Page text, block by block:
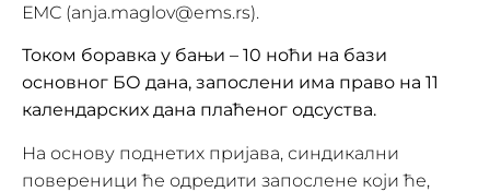
ЕМС (anja.maglov@ems.rs).
Током боравка у бањи – 10 ноћи на бази
основног БО дана, запослени има право на 11
календарских дана плаћеног одсуства.
На основу поднетих пријава, синдикални
повереници ће одредити запослене који ће,